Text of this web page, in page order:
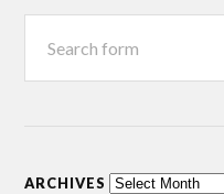
ARCHIVES